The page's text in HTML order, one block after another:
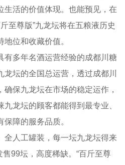
生活的价值体现。也能预见，在
至尊版”九龙坛将在五粮液历史
地位和收藏价值。
多年名酒运营经验的成都川糖
坛的全国总运营，透过成都川
保九龙坛在市场的稳定运作，
龙坛的顾客都能得到最专业、
保障的服务品质。
人工罐装，每一坛九龙坛得来
99坛，高度稀缺。“百斤至尊